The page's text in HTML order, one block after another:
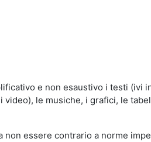
e non esaustivo i testi (ivi
le musiche, i grafici, le
essere contrario a norme